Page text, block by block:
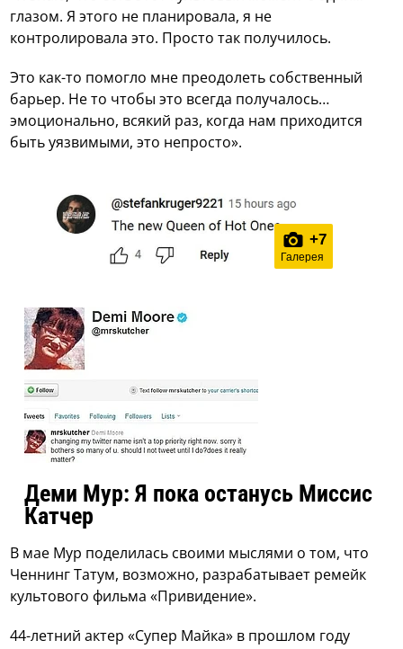
глазом. Я этого не планировала, я не
контролировала это. Просто так получилось.
Это как-то помогло мне преодолеть собственный
барьер. Не то чтобы это всегда получалось…
эмоционально, всякий раз, когда нам приходится
быть уязвимыми, это непросто».
+7
Галерея
Деми Мур: Я пока останусь Миссис
Катчер
В мае Мур поделилась своими мыслями о том, что
Ченнинг Татум, возможно, разрабатывает ремейк
культового фильма «Привидение».
44-летний актер «Супер Майка» в прошлом году